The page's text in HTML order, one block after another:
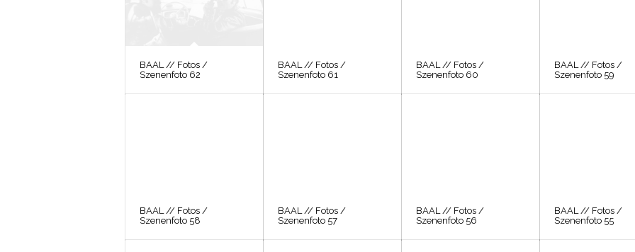
BAAL // Fotos /
Szenenfoto 62
BAAL // Fotos /
Szenenfoto 61
BAAL // Fotos /
Szenenfoto 60
BAAL // Fotos /
Szenenfoto 59
BAAL // Fotos /
Szenenfoto 58
BAAL // Fotos /
Szenenfoto 57
BAAL // Fotos /
Szenenfoto 56
BAAL // Fotos /
Szenenfoto 55